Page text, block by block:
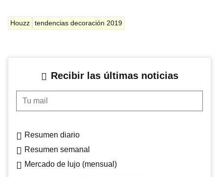
Houzz tendencias decoración 2019
Recibir las últimas noticias
Tu mail
Resumen diario
Resumen semanal
Mercado de lujo (mensual)